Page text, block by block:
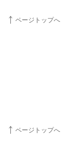
ページトップへ
ページトップへ